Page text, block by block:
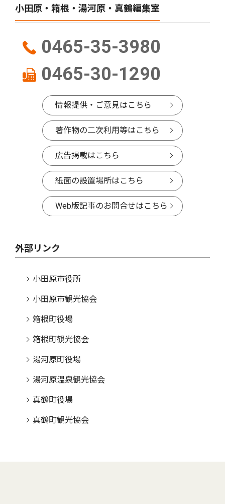
小田原・箱根・湯河原・真鶴編集室
0465-35-3980
0465-30-1290
情報提供・ご意見はこちら
著作物の二次利用等はこちら
広告掲載はこちら
紙面の設置場所はこちら
Web版記事のお問合せはこちら
外部リンク
小田原市役所
小田原市観光協会
箱根町役場
箱根町観光協会
湯河原町役場
湯河原温泉観光協会
真鶴町役場
真鶴町観光協会